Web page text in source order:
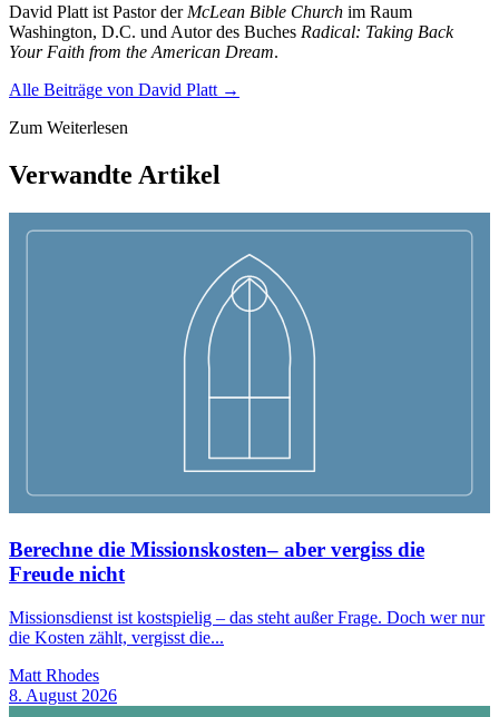
David Platt ist Pastor der McLean Bible Church im Raum
Washington, D.C. und Autor des Buches Radical: Taking Back
Your Faith from the American Dream.
Alle Beiträge von David Platt →
Zum Weiterlesen
Verwandte Artikel
Berechne die Missionskosten– aber vergiss die
Freude nicht
Missionsdienst ist kostspielig – das steht außer Frage. Doch wer nur
die Kosten zählt, vergisst die...
Matt Rhodes
8. August 2026